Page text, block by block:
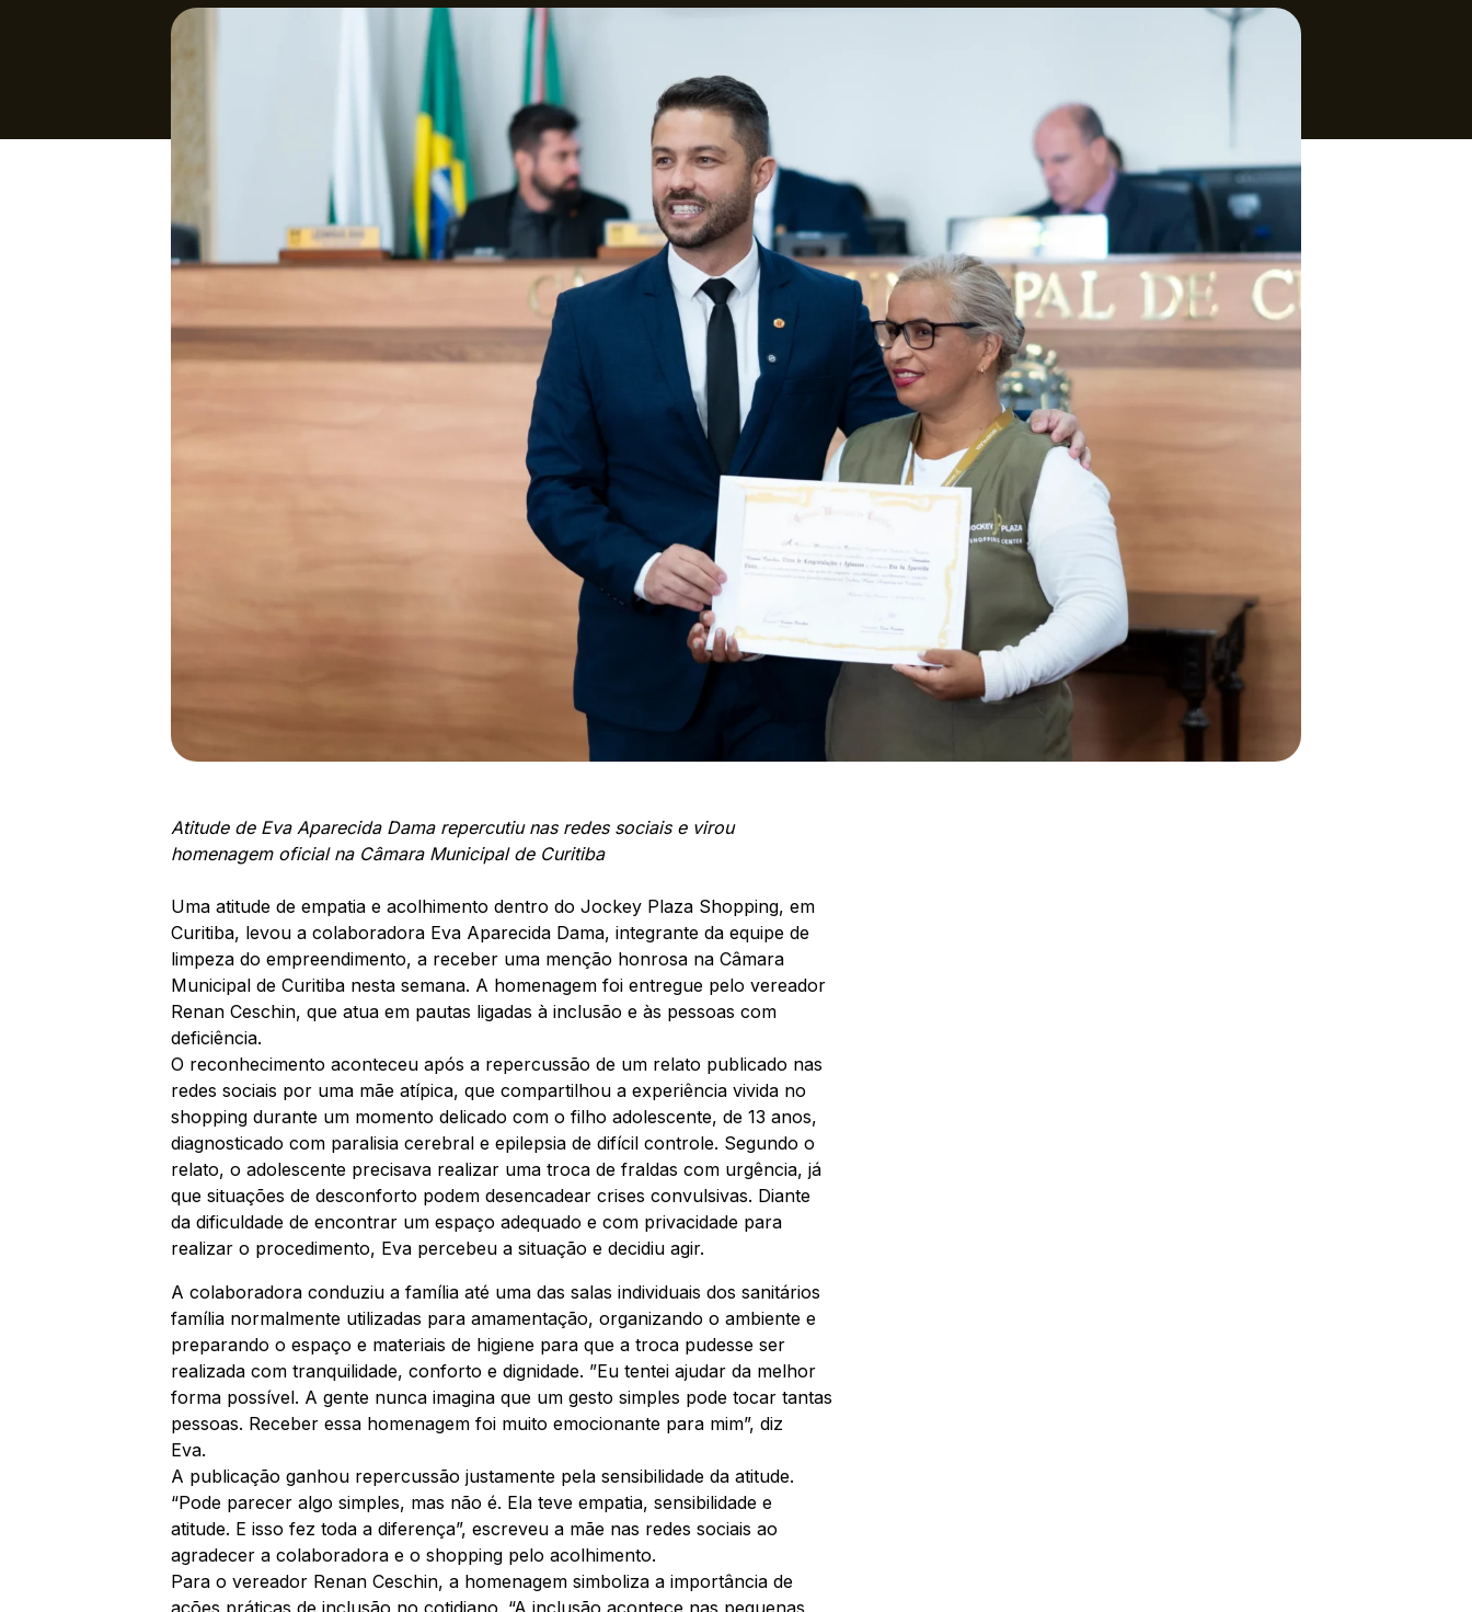
Atitude de Eva Aparecida Dama repercutiu nas redes sociais e virou
homenagem oficial na Câmara Municipal de Curitiba
Uma atitude de empatia e acolhimento dentro do Jockey Plaza Shopping, em
Curitiba, levou a colaboradora Eva Aparecida Dama, integrante da equipe de
limpeza do empreendimento, a receber uma menção honrosa na Câmara
Municipal de Curitiba nesta semana. A homenagem foi entregue pelo vereador
Renan Ceschin, que atua em pautas ligadas à inclusão e às pessoas com
deficiência.
O reconhecimento aconteceu após a repercussão de um relato publicado nas
redes sociais por uma mãe atípica, que compartilhou a experiência vivida no
shopping durante um momento delicado com o filho adolescente, de 13 anos,
diagnosticado com paralisia cerebral e epilepsia de difícil controle. Segundo o
relato, o adolescente precisava realizar uma troca de fraldas com urgência, já
que situações de desconforto podem desencadear crises convulsivas. Diante
da dificuldade de encontrar um espaço adequado e com privacidade para
realizar o procedimento, Eva percebeu a situação e decidiu agir.
A colaboradora conduziu a família até uma das salas individuais dos sanitários
família normalmente utilizadas para amamentação, organizando o ambiente e
preparando o espaço e materiais de higiene para que a troca pudesse ser
realizada com tranquilidade, conforto e dignidade. ”Eu tentei ajudar da melhor
forma possível. A gente nunca imagina que um gesto simples pode tocar tantas
pessoas. Receber essa homenagem foi muito emocionante para mim”, diz
Eva.
A publicação ganhou repercussão justamente pela sensibilidade da atitude.
“Pode parecer algo simples, mas não é. Ela teve empatia, sensibilidade e
atitude. E isso fez toda a diferença”, escreveu a mãe nas redes sociais ao
agradecer a colaboradora e o shopping pelo acolhimento.
Para o vereador Renan Ceschin, a homenagem simboliza a importância de
ações práticas de inclusão no cotidiano. “A inclusão acontece nas pequenas